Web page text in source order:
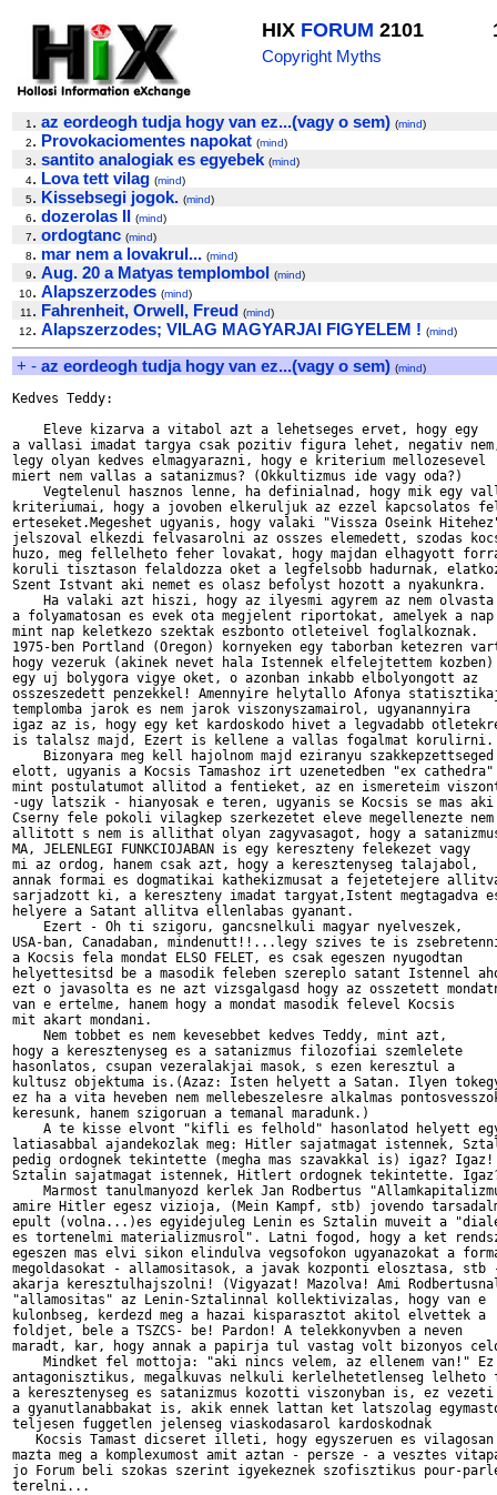
HIX FORUM 2101
Copyright Myths
1 . az eordeogh tudja hogy van ez...(vagy o sem) (mind)
2. Provokaciomentes napokat (mind)
3. santito analogiak es egyebek (mind)
4. Lova tett vilag (mind)
5. Kissebsegi jogok. (mind)
6. dozerolas II (mind)
7. ordogtanc (mind)
8. mar nem a lovakrul... (mind)
9. Aug. 20 a Matyas templombol (mind)
10. Alapszerzodes (mind)
11 . Fahrenheit, Orwell, Freud (mind)
12. Alapszerzodes; VILAG MAGYARJAI FIGYELEM ! (mind)
+ - az eordeogh tudja hogy van ez...(vagy o sem) (mind)
Kedves Teddy:
    Eleve kizarva a vitabol azt a lehetseges ervet, hogy egy
a vallasi imadat targya csak pozitiv figura lehet, negativ
legy olyan kedves elmagyarazni, hogy e kriterium mellozesevel
miert nem vallas a satanizmus? (Okkultizmus ide vagy oda?)
Vegtelenul hasznos lenne, ha definialnad, hogy mik egy
kriteriumai, hogy a jovoben elkeruljuk az ezzel kapcsolatos
erteseket.Megeshet ugyanis, hogy valaki "Vissza Oseink
jelszoval elkezdi felvasarolni az osszes elemedett, szodas
huzo, meg fellelheto feher lovakat, hogy majdan elhagyott
koruli tisztason felaldozza oket a legfelsobb hadurnak,
Szent Istvant aki nemet es olasz befolyst hozott a nyakunkra.
Ha valaki azt hiszi, hogy az ilyesmi agyrem az nem
a folyamatosan es evek ota megjelent riportokat, amelyek a nap
mint nap keletkezo szektak eszbonto otleteivel foglalkoznak.
1975-ben Portland (Oregon) kornyeken egy taborban ketezren
hogy vezeruk (akinek nevet hala Istennek elfelejtettem kozben)
egy uj bolygora vigye oket, o azonban inkabb elbolyongott az
osszeszedett penzekkel! Amennyire helytallo Afonya
templomba jarok es nem jarok viszonyszamairol, ugyanannyira
igaz az is, hogy egy ket kardoskodo hivet a legvadabb
is talalsz majd, Ezert is kellene a vallas fogalmat korulirni.
    Bizonyara meg kell hajolnom majd eziranyu szakkepzettseged
elott, ugyanis a Kocsis Tamashoz irt uzenetedben "ex cathedra"
mint postulatumot allitod a fentieket, az en ismereteim
-ugy latszik - hianyosak e teren, ugyanis se Kocsis se mas aki
Cserny fele pokoli vilagkep szerkezetet eleve megellenezte nem
allitott s nem is allithat olyan zagyvasagot, hogy a
MA, JELENLEGI FUNKCIOJABAN is egy kereszteny felekezet vagy
mi az ordog, hanem csak azt, hogy a keresztenyseg talajabol,
annak formai es dogmatikai kathekizmusat a fejetetejere
sarjadzott ki, a kereszteny imadat targyat,Istent megtagadva
helyere a Satant allitva ellenlabas gyanant.
    Ezert - Oh ti szigoru, gancsnelkuli magyar nyelveszek,
USA-ban, Canadaban, mindenutt!!...legy szives te is
a Kocsis fela mondat ELSO FELET, es csak egeszen nyugodtan
helyettesitsd be a masodik feleben szereplo satant Istennel
ezt o javasolta es ne azt vizsgalgasd hogy az osszetett
van e ertelme, hanem hogy a mondat masodik felevel Kocsis
mit akart mondani.
    Nem tobbet es nem kevesebbet kedves Teddy, mint azt,
hogy a keresztenyseg es a satanizmus filozofiai szemlelete
hasonlatos, csupan vezeralakjai masok, s ezen keresztul a
kultusz objektuma is.(Azaz: Isten helyett a Satan. Ilyen
ez ha a vita heveben nem mellebeszelesre alkalmas
keresunk, hanem szigoruan a temanal maradunk.)
A te kisse elvont "kifli es felhold" hasonlatod helyett
latiasabbal ajandekozlak meg: Hitler sajatmagat istennek,
pedig ordognek tekintette (megha mas szavakkal is) igaz? Igaz!
Sztalin sajatmagat istennek, Hitlert ordognek tekintette.
Marmost tanulmanyozd kerlek Jan Rodbertus
amire Hitler egesz vizioja, (Mein Kampf, stb) jovendo
epult (volna...)es egyidejuleg Lenin es Sztalin muveit a
es tortenelmi materializmusrol". Latni fogod, hogy a ket
egeszen mas elvi sikon elindulva vegsofokon ugyanazokat a
megoldasokat - allamositasok, a javak kozponti elosztasa,
akarja keresztulhajszolni! (Vigyazat! Mazolva! Ami
"allamositas" az Lenin-Sztalinnal kollektivizalas, hogy van e
kulonbseg, kerdezd meg a hazai kisparasztot akitol elvettek a
foldjet, bele a TSZCS- be! Pardon! A telekkonyvben a neven
maradt, kar, hogy annak a papirja tul vastag volt bizonyos
Mindket fel mottoja: "aki nincs velem, az ellenem van!" Ez
antagonisztikus, megalkuvas nelkuli kerlelhetetlenseg lelheto
a keresztenyseg es satanizmus kozotti viszonyban is, ez
a gyanutlanabbakat is, akik ennek lattan ket latszolag
teljesen fuggetlen jelenseg viaskodasarol kardoskodnak
Kocsis Tamast dicseret illeti, hogy egyszeruen es
mazta meg a komplexumost amit aztan - persze - a vesztes
jo Forum beli szokas szerint igyekeznek szofisztikus pour-
terelni...